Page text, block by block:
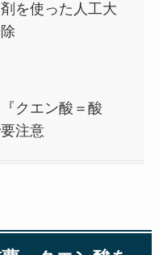
を使った人工大
クエン酸＝酸
注意